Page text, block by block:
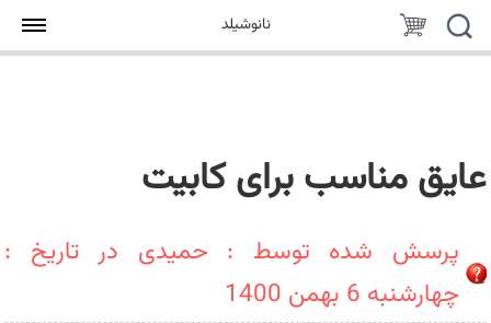
نانوشیلد
عایق مناسب برای کابیت
پرسش شده توسط : حمیدی در تاریخ :
چهارشنبه 6 بهمن 1400
جستجو
سبد